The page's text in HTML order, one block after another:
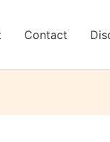
Contact